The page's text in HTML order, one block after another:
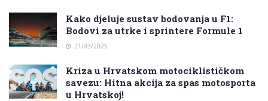
Kako djeluje sustav bodovanja u F1:
Bodovi za utrke i sprintere Formule 1
21/03/2025
Kriza u Hrvatskom motociklističkom
savezu: Hitna akcija za spas motosporta
u Hrvatskoj!